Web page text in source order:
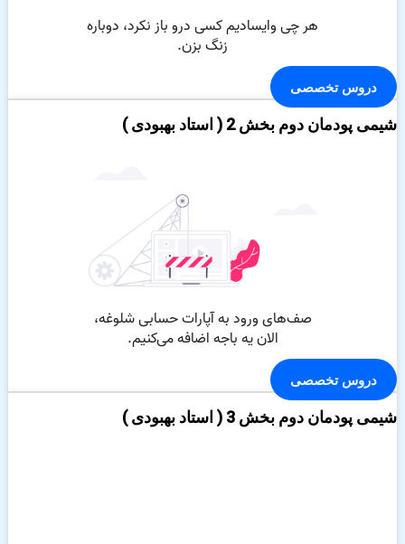
دروس تخصصی
شیمی پودمان دوم بخش 2 ( استاد بهبودی )
دروس تخصصی
شیمی پودمان دوم بخش 3 ( استاد بهبودی )